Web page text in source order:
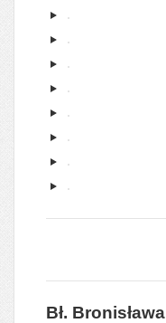
Bł. Bronisława